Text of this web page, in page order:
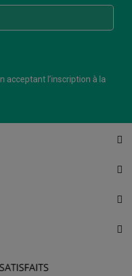
acceptant l’inscription à la